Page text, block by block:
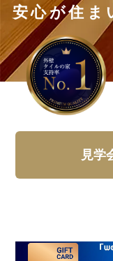
安心が住ま
見学